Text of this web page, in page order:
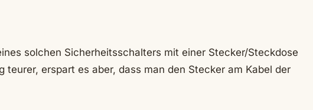
solchen Sicherheitsschalters mit einer Stecker/Steckdose
teurer, erspart es aber, dass man den Stecker am Kabel der